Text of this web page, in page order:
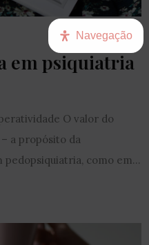
em psiquiatria
O valor do
a propósito da
como em...
Navegação